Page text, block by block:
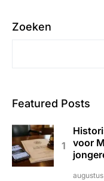
Zoeken
Featured Posts
voor